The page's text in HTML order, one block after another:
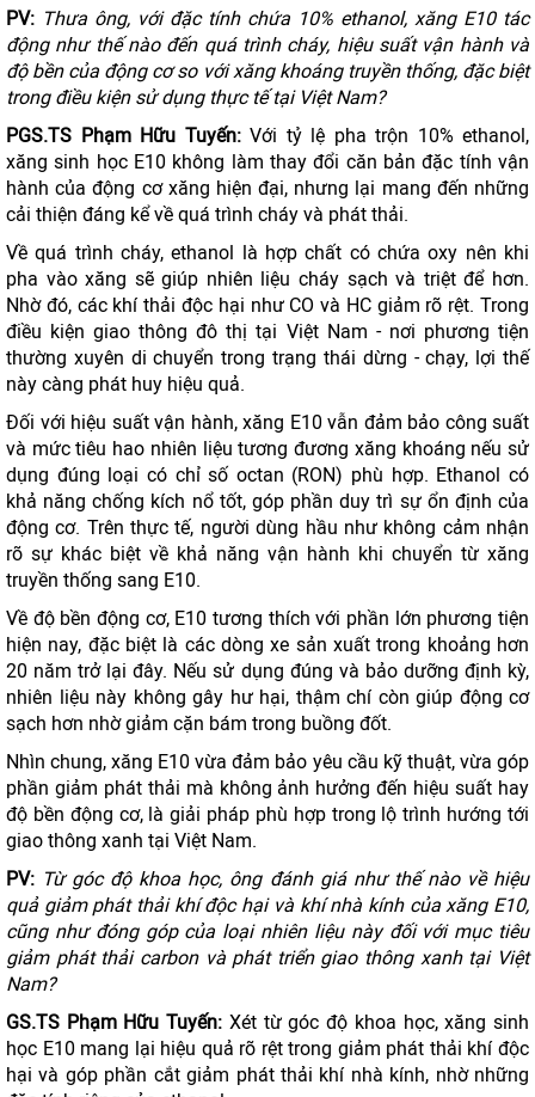
PV: Thưa ông, với đặc tính chứa 10% ethanol, xăng E10 tác
động như thế nào đến quá trình cháy, hiệu suất vận hành và
độ bền của động cơ so với xăng khoáng truyền thống, đặc biệt
trong điều kiện sử dụng thực tế tại Việt Nam?
PGS.TS Phạm Hữu Tuyến:Với tỷ lệ pha trộn 10% ethanol,
xăng sinh học E10 không làm thay đổi căn bản đặc tính vận
hành của động cơ xăng hiện đại, nhưng lại mang đến những
cải thiện đáng kể về quá trình cháy và phát thải.
Về quá trình cháy, ethanol là hợp chất có chứa oxy nên khi
pha vào xăng sẽ giúp nhiên liệu cháy sạch và triệt để hơn.
Nhờ đó, các khí thải độc hại như CO và HC giảm rõ rệt. Trong
điều kiện giao thông đô thị tại Việt Nam - nơi phương tiện
thường xuyên di chuyển trong trạng thái dừng - chạy, lợi thế
này càng phát huy hiệu quả.
Đối với hiệu suất vận hành, xăng E10 vẫn đảm bảo công suất
và mức tiêu hao nhiên liệu tương đương xăng khoáng nếu sử
dụng đúng loại có chỉ số octan (RON) phù hợp. Ethanol có
khả năng chống kích nổ tốt, góp phần duy trì sự ổn định của
động cơ. Trên thực tế, người dùng hầu như không cảm nhận
rõ sự khác biệt về khả năng vận hành khi chuyển từ xăng
truyền thống sang E10.
Về độ bền động cơ, E10 tương thích với phần lớn phương tiện
hiện nay, đặc biệt là các dòng xe sản xuất trong khoảng hơn
20 năm trở lại đây. Nếu sử dụng đúng và bảo dưỡng định kỳ,
nhiên liệu này không gây hư hại, thậm chí còn giúp động cơ
sạch hơn nhờ giảm cặn bám trong buồng đốt.
Nhìn chung, xăng E10 vừa đảm bảo yêu cầu kỹ thuật, vừa góp
phần giảm phát thải mà không ảnh hưởng đến hiệu suất hay
độ bền động cơ, là giải pháp phù hợp trong lộ trình hướng tới
giao thông xanh tại Việt Nam.
PV: Từ góc độ khoa học, ông đánh giá như thế nào về hiệu
quả giảm phát thải khí độc hại và khí nhà kính của xăng E10,
cũng như đóng góp của loại nhiên liệu này đối với mục tiêu
giảm phát thải carbon và phát triển giao thông xanh tại Việt
Nam?
GS.TS Phạm Hữu Tuyến: Xét từ góc độ khoa học, xăng sinh
học E10 mang lại hiệu quả rõ rệt trong giảm phát thải khí độc
hại và góp phần cắt giảm phát thải khí nhà kính, nhờ những